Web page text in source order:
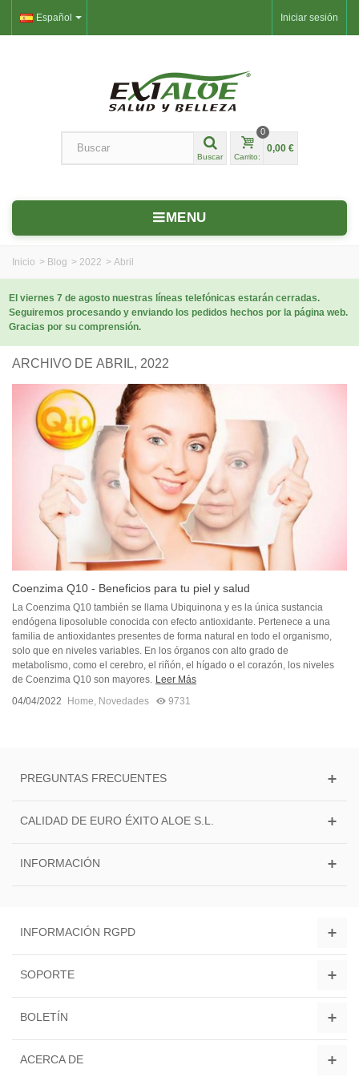
Iniciar sesión
Español
Buscar Carrito:
0
0,00 €
MENU
Inicio > Blog > 2022 > Abril
El viernes 7 de agosto nuestras líneas telefónicas estarán cerradas.
Seguiremos procesando y enviando los pedidos hechos por la página web.
Gracias por su comprensión.
ARCHIVO DE ABRIL, 2022
Coenzima Q10 - Beneficios para tu piel y salud
La Coenzima Q10 también se llama Ubiquinona y es la única sustancia
endógena liposoluble conocida con efecto antioxidante. Pertenece a una
familia de antioxidantes presentes de forma natural en todo el organismo,
solo que en niveles variables. En los órganos con alto grado de
metabolismo, como el cerebro, el riñón, el hígado o el corazón, los niveles
de Coenzima Q10 son mayores. Leer Más
04/04/2022
Home, Novedades 9731
PREGUNTAS FRECUENTES
CALIDAD DE EURO ÉXITO ALOE S.L.
INFORMACIÓN
INFORMACIÓN RGPD
SOPORTE
BOLETÍN
ACERCA DE